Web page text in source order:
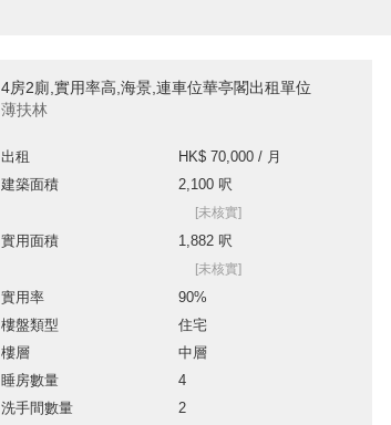
4房2廁,實用率高,海景,連車位華亭閣出租單位
薄扶林
出租
HK$ 70,000 / 月
建築面積
2,100 呎
[未核實]
實用面積 1,882 呎
[未核實]
實用率
90%
樓盤類型
住宅
樓層
中層
睡房數量
4
洗手間數量
2